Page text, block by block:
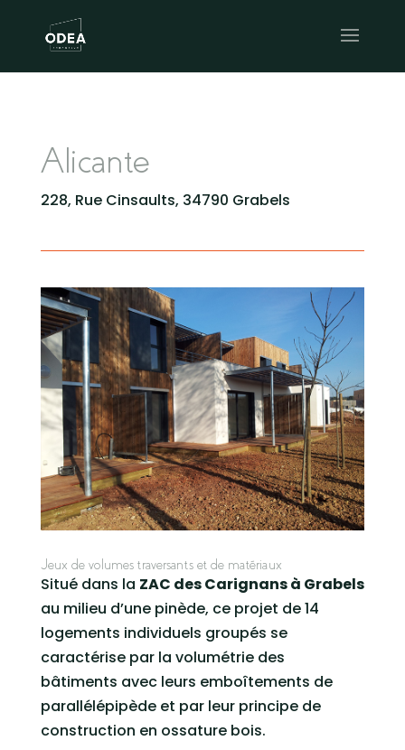
Alicante
228, Rue Cinsaults, 34790 Grabels
Jeux de volumes traversants et de matériaux
Situé dans la ZAC des Carignans à Grabels
au milieu d’une pinède, ce projet de 14
logements individuels groupés se
caractérise par la volumétrie des
bâtiments avec leurs emboîtements de
parallélépipède et par leur principe de
construction en ossature bois.